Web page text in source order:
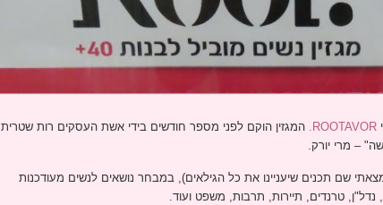
ROOTAVOR.
המגזין הוקם לפני מספר חודשים בידי אשת העסקים רות שטרית
– מרי יורק.
שם תכנים שיעניינו את כל הגילאים), במבחר נושאים לנשים מעודכנות
נדל"ן, טרנדים, תיירות, תרבות, משפט ועוד.